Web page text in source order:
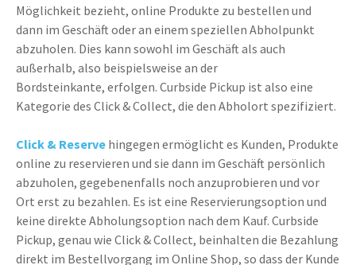
Möglichkeit bezieht, online Produkte zu bestellen und
dann im Geschäft oder an einem speziellen Abholpunkt
abzuholen. Dies kann sowohl im Geschäft als auch
außerhalb, also beispielsweise an der
Bordsteinkante, erfolgen. Curbside Pickup ist also eine
Kategorie des Click & Collect, die den Abholort spezifiziert.
Click & Reserve hingegen ermöglicht es Kunden, Produkte
online zu reservieren und sie dann im Geschäft persönlich
abzuholen, gegebenenfalls noch anzuprobieren und vor
Ort erst zu bezahlen. Es ist eine Reservierungsoption und
keine direkte Abholungsoption nach dem Kauf. Curbside
Pickup, genau wie Click & Collect, beinhalten die Bezahlung
direkt im Bestellvorgang im Online Shop, so dass der Kunde